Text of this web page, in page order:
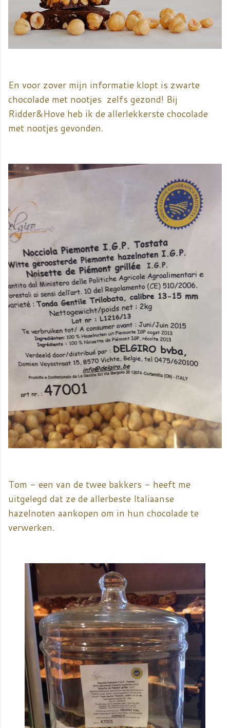
En voor zover mijn informatie klopt is zwarte
chocolade met nootjes zelfs gezond! Bij
Ridder&Hove heb ik de allerlekkerste chocolade
met nootjes gevonden.
Tom - een van de twee bakkers - heeft me
uitgelegd dat ze de allerbeste Italiaanse
hazelnoten aankopen om in hun chocolade te
verwerken.